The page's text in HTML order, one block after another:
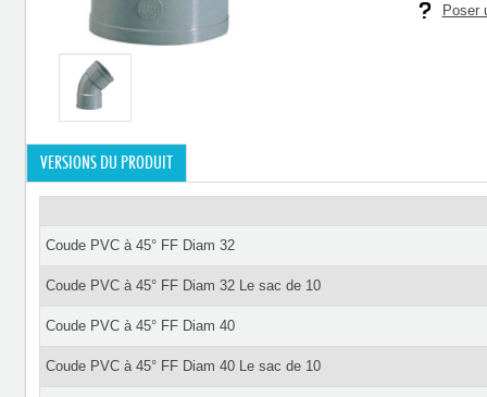
Poser
VERSIONS DU PRODUIT
Coude PVC à 45° FF Diam 32
Coude PVC à 45° FF Diam 32 Le sac de 10
Coude PVC à 45° FF Diam 40
Coude PVC à 45° FF Diam 40 Le sac de 10